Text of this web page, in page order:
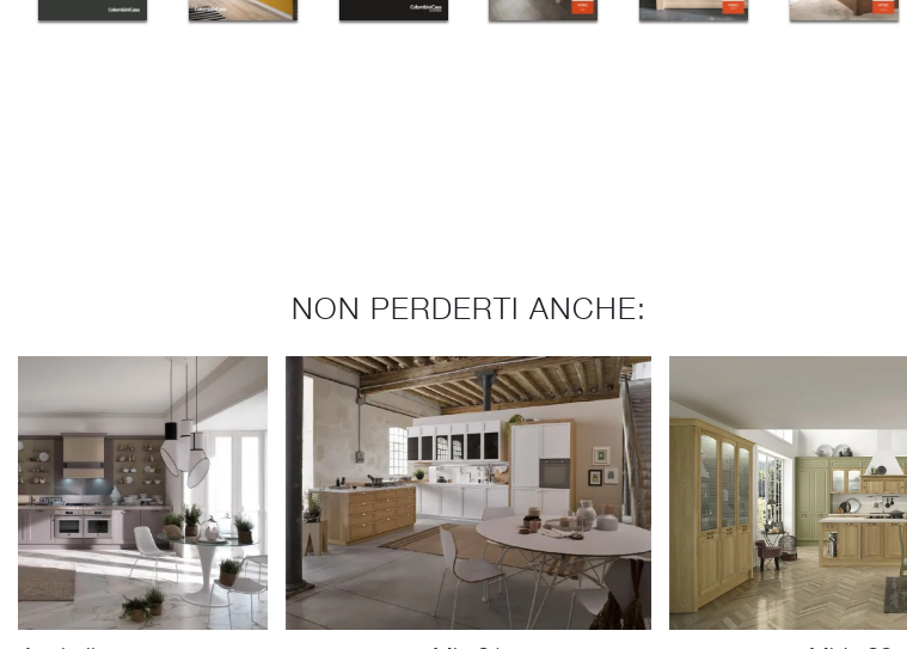
NON PERDERTI ANCHE: